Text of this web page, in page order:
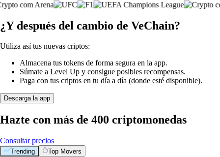
¿Y después del cambio de VeChain?
Utiliza así tus nuevas criptos:
Almacena tus tokens de forma segura en la app.
Súmate a Level Up y consigue posibles recompensas.
Paga con tus criptos en tu día a día (donde esté disponible).
Descarga la app
Hazte con más de 400 criptomonedas
Consultar precios
Trending Top Movers